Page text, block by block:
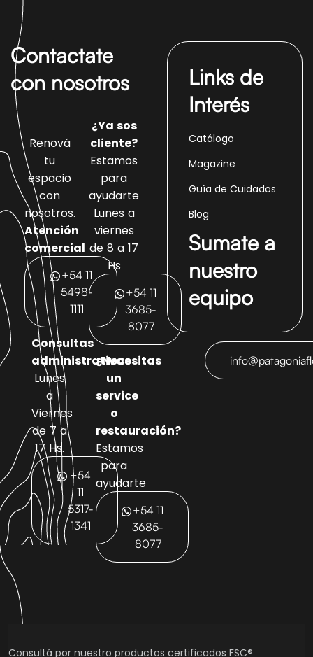
Contactate
con nosotros
Renová
tu
espacio
con
nosotros.
Atención
comercial
+54 11
5498-
1111
Consultas
administrativas
Lunes
a
Viernes
de 7 a
17 Hs.
+54
11
5317-
1341
¿Ya sos
cliente?
Estamos
para
ayudarte
Lunes a
viernes
de 8 a 17
Hs
+54 11
3685-
8077
¿Necesitas
un
service
o
restauración?
Estamos
para
ayudarte
+54 11
3685-
8077
Links de
Interés
Catálogo
Magazine
Guía de Cuidados
Blog
Sumate a
nuestro
equipo
Consultá por nuestro productos certificados FSC®